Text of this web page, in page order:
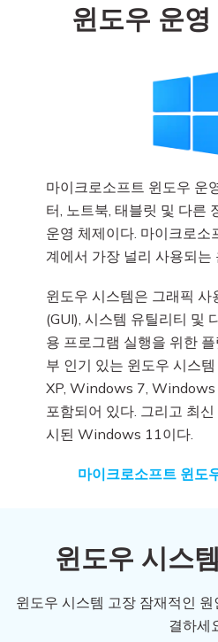
윈도우 운영
마이크로소프트 윈도우 운
터, 노트북, 태블릿 및 다른
운영 체제이다. 마이크로소
계에서 가장 널리 사용되는
윈도우 시스템은 그래픽 사
(GUI), 시스템 유틸리티 및
용 프로그램 실행을 위한
부 인기 있는 윈도우 시스
XP, Windows 7,
포함되어 있다. 그리고 최
시된 Windows 11이다.
마이크로소프트 윈도
윈도우 시스
윈도우 시스템 고장 잠재적인
결하세